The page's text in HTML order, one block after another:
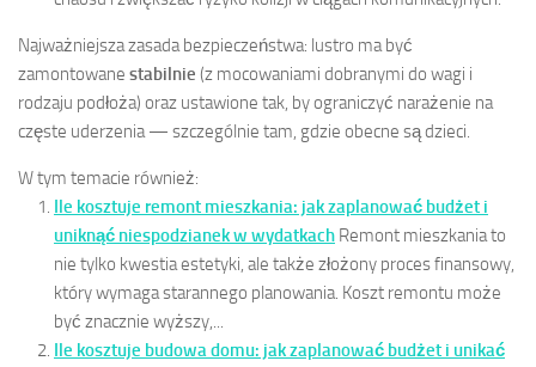
Najważniejsza zasada bezpieczeństwa: lustro ma być
zamontowane stabilnie (z mocowaniami dobranymi do wagi i
rodzaju podłoża) oraz ustawione tak, by ograniczyć narażenie na
częste uderzenia — szczególnie tam, gdzie obecne są dzieci.
W tym temacie również:
Ile kosztuje remont mieszkania: jak zaplanować budżet i
uniknąć niespodzianek w wydatkach Remont mieszkania to
nie tylko kwestia estetyki, ale także złożony proces finansowy,
który wymaga starannego planowania. Koszt remontu może
być znacznie wyższy,...
Ile kosztuje budowa domu: jak zaplanować budżet i unikać